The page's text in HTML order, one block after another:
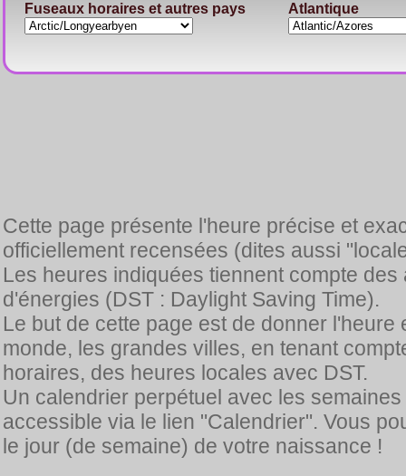
Fuseaux horaires et autres pays Atlantique
Cette page présente l'heure précise et
officiellement recensées (dites aussi
Les heures indiquées tiennent compte
d'énergies (DST : Daylight Saving Time).
Le but de cette page est de donner
monde, les grandes villes, en tenant
horaires, des heures locales avec DST.
Un calendrier perpétuel avec les
accessible via le lien "Calendrier". Vous
le jour (de semaine) de votre naissance !